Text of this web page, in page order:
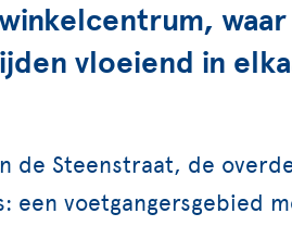
vloeiend in
de Steenstraat, de
een voetgangersgebied